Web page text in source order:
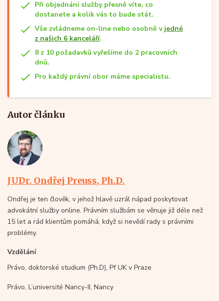
Při objednání služby přesně víte, co
dostanete a kolik vás to bude stát.
Vše zvládneme on-line nebo osobně v jedné
z našich 6 kanceláří.
8 z 10 požadavků vyřešíme do 2 pracovních
dnů.
Pro každý právní obor máme specialistu.
Autor článku
JUDr. Ondřej Preuss, Ph.D.
Ondřej je ten člověk, v jehož hlavě uzrál nápad poskytovat
advokátní služby online. Právním službám se věnuje již déle než
15 let a rád klientům pomáhá, když si nevědí rady s právními
problémy.
Vzdělání
Právo, doktorské studium (Ph.D), Pf UK v Praze
Právo, L’université Nancy-II, Nancy